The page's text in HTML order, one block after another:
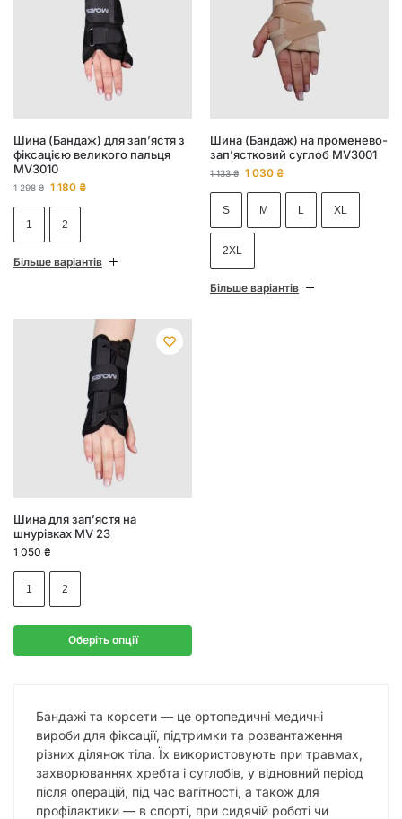
Шина (Бандаж) для зап’ястя з
фіксацією великого пальця
MV3010
1 298₴ 1 180 ₴
1 2
Більше варіантів
Шина (Бандаж) на променево-
зап’ястковий суглоб MV3001
1 133₴ 1 030 ₴
S M L XL
2XL
Більше варіантів
Шина для зап’ястя на
шнурівках MV 23
1 050 ₴
1 2
Оберіть опції
Бандажі та корсети — це ортопедичні медичні
вироби для фіксації, підтримки та розвантаження
різних ділянок тіла. Їх використовують при травмах,
захворюваннях хребта і суглобів, у відновний період
після операцій, під час вагітності, а також для
профілактики — в спорті, при сидячій роботі чи